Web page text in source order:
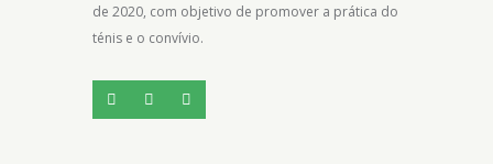
de 2020, com objetivo de promover a prática do
ténis e o convívio.